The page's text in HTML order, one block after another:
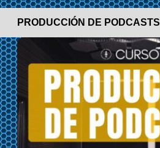
PRODUCCIÓN DE PODCASTS